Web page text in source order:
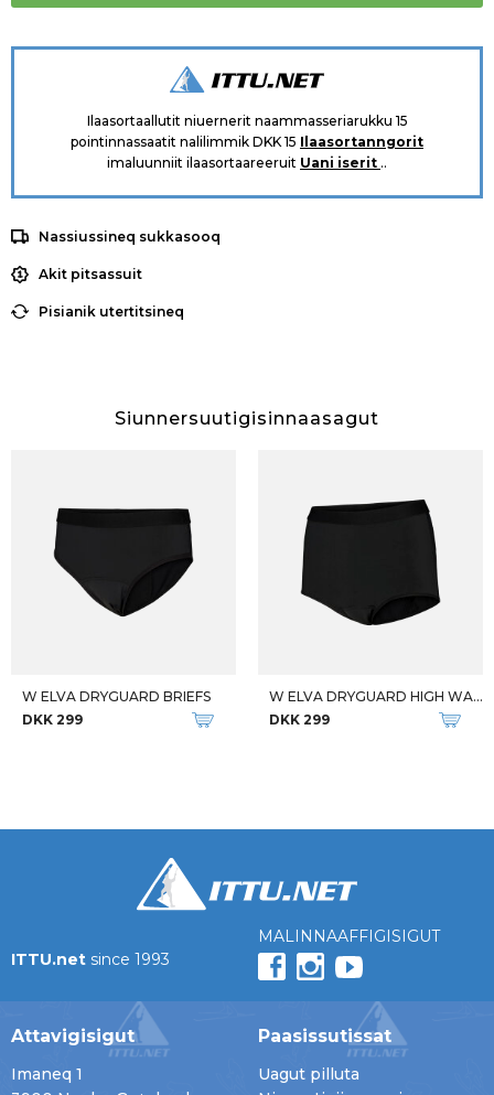
Ilaasortaallutit niuernerit naammasseriarukku 15
pointinnassaatit nalilimmik DKK 15 Ilaasortanngorit
imaluunniit ilaasortaareeruit Uani iserit ..
Nassiussineq sukkasooq
Akit pitsassuit
Pisianik utertitsineq
Siunnersuutigisinnaasagut
W ELVA DRYGUARD BRIEFS
DKK 299
W ELVA DRYGUARD HIGH WAIST
DKK 299
ITTU.net since 1993
MALINNAAFFIGISIGUT
Attavigisigut
Imaneq 1
Paasissutissat
Uagut pilluta